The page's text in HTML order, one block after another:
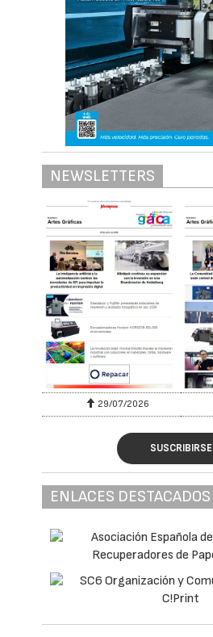
NEWSLETTERS
29/07/2026
SUSCRIBIRSE
ENLACES DESTACADOS